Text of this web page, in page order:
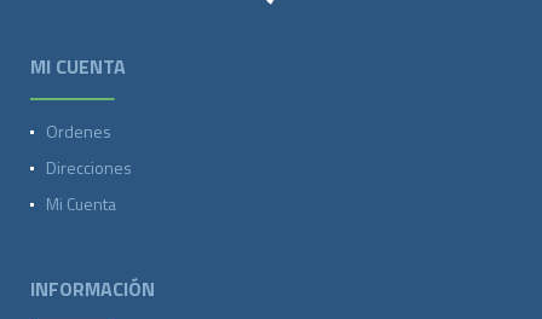
MI CUENTA
Ordenes
Direcciones
Mi Cuenta
INFORMACIÓN